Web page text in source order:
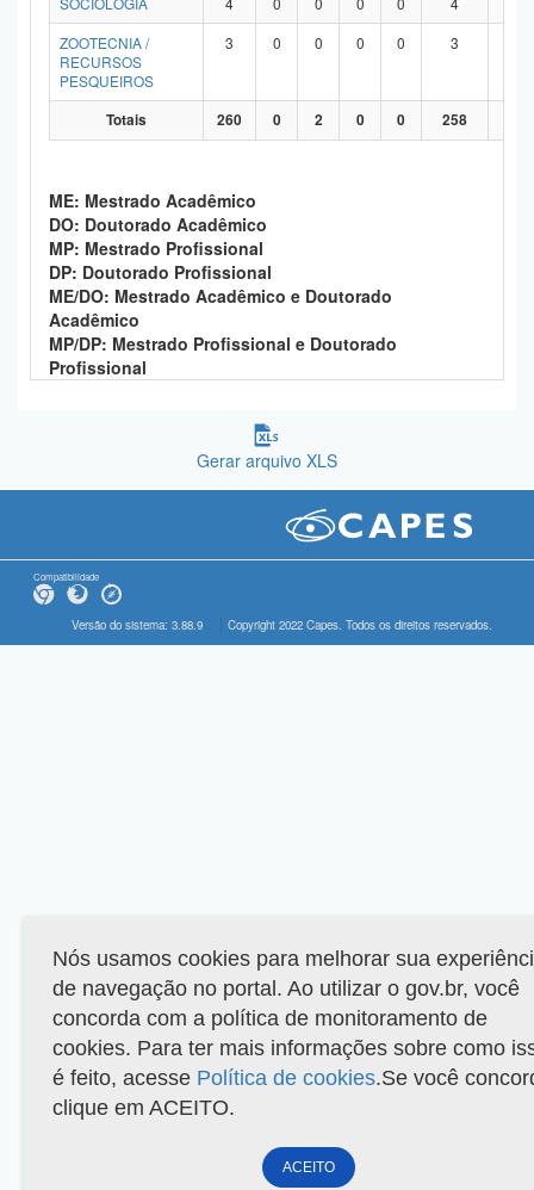
ZOOTECNIA /
RECURSOS
PESQUEIROS
3 0 0 0 0 3
Totais 260 0 2 0 0 258
ME: Mestrado Acadêmico
DO: Doutorado Acadêmico
MP: Mestrado Profissional
DP: Doutorado Profissional
ME/DO: Mestrado Acadêmico e Doutorado
Acadêmico
MP/DP: Mestrado Profissional e Doutorado
Profissional
Gerar arquivo XLS
Compatibilidade
Versão do sistema: 3.88.9 Copyright 2022 Capes. Todos os direitos reservados.
Nós usamos cookies para melhorar sua
de navegação no portal. Ao utilizar o gov.br, você
concorda com a política de monitoramento de
cookies. Para ter mais informações sobre como
é feito, acesse Política de cookies.Se você
clique em ACEITO.
ACEITO